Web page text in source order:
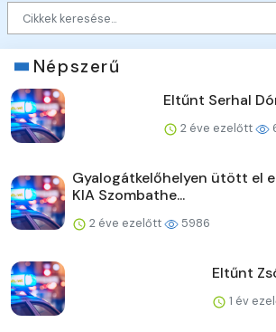
Népszerű
Eltűnt Serhal
2 éve ezelőtt
Gyalogátkelőhelyen ütött el
KIA Szombathe...
2 éve ezelőtt 5986
Eltűnt
1 év